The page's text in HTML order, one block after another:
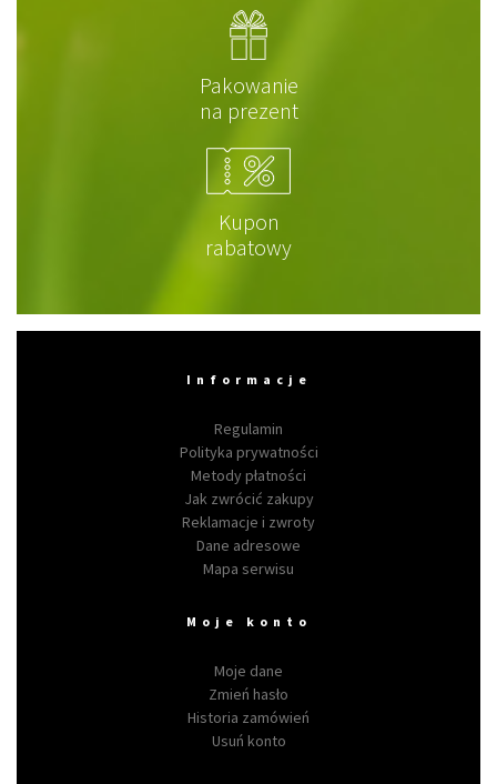
Pakowanie
na prezent
Kupon
rabatowy
Informacje
Regulamin
Polityka prywatności
Metody płatności
Jak zwrócić zakupy
Reklamacje i zwroty
Dane adresowe
Mapa serwisu
Moje konto
Moje dane
Zmień hasło
Historia zamówień
Usuń konto